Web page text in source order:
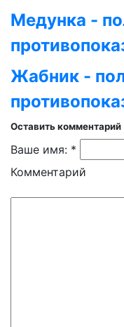
Медунка -
Жабник -
Оставить комментарий
Ваше имя: *
Комментарий